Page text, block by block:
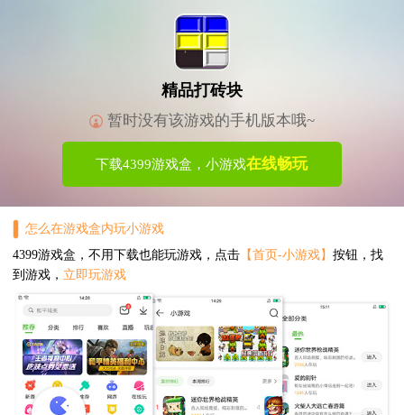
精品打砖块
暂时没有该游戏的手机版本哦~
下载4399游戏盒，小游戏在线畅玩
怎么在游戏盒内玩小游戏
4399游戏盒，不用下载也能玩游戏，点击【首页-小游戏】 按钮，找
到游戏， 立即玩游戏